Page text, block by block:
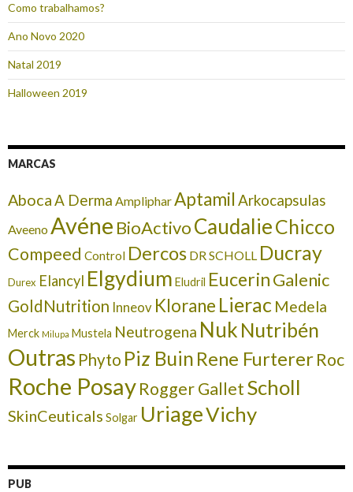
Como trabalhamos?
Ano Novo 2020
Natal 2019
Halloween 2019
MARCAS
AbocaA Derma AmplipharAptamil Arkocapsulas
AveenoAvéne BioActivoCaudalieChicco
Compeed Control Dercos DR SCHOLL Ducray
Durex Elancyl Elgydium Eludril EucerinGalenic
GoldNutrition Inneov Klorane Lierac Medela
Merck Milupa Mustela Neutrogena Nuk Nutribén
Outras Phyto Piz Buin Rene FurtererRoc
Roche PosayRogger GalletScholl
SkinCeuticals Solgar UriageVichy
PUB